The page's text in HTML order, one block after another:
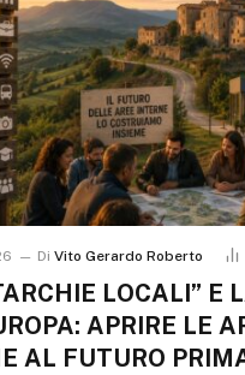
Di Vito Gerardo Roberto
LOCALI” E
APRIRE LE
AL FUTURO